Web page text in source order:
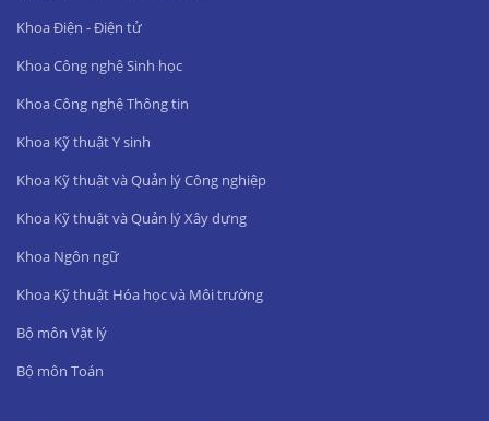
Khoa Điện - Điện tử
Khoa Công nghệ Sinh học
Khoa Công nghệ Thông tin
Khoa Kỹ thuật Y sinh
Khoa Kỹ thuật và Quản lý Công nghiệp
Khoa Kỹ thuật và Quản lý Xây dựng
Khoa Ngôn ngữ
Khoa Kỹ thuật Hóa học và Môi trường
Bộ môn Vật lý
Bộ môn Toán